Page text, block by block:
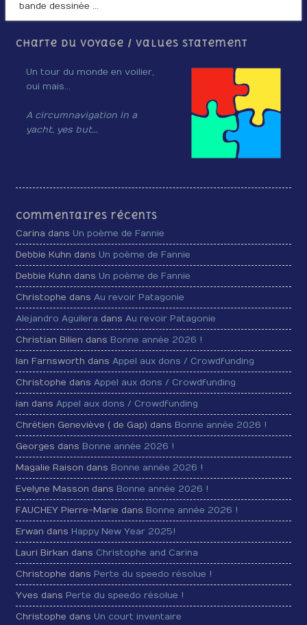
bande dessinée …
Charte du voyage / Values Statement
Un tour du monde en voilier,
oui mais…
A circumnavigation in a
yacht, yes but…
Commentaires récents
Carina dans Un poème de Fannie
Debbie Kuhn dans Un poème de Fannie
Debbie Kuhn dans Un poème de Fannie
Christophe dansAu revoir Patagonie
Alejandro Aguilera dansAu revoir Patagonie
Christian Bilien dans Bonne année 2026 !
Ian Farnsworth dansAppel aux dons / Crowdfunding
Christophe dansAppel aux dons / Crowdfunding
ian dansAppel aux dons / Crowdfunding
Chrétien Geneviève ( de Gap) dans Bonne année 2026 !
Georges dans Bonne année 2026 !
Magalie Raison dans Bonne année 2026 !
Evelyne Masson dans Bonne année 2026 !
FAUCHEY Pierre-Marie dans Bonne année 2026 !
Erwan dans Happy New Year 2025!
Lauri Birkan dans Christophe and Carina
Christophe dans Perte du speedo résolue !
Yves dans Perte du speedo résolue !
Christophe dans Un court inventaire